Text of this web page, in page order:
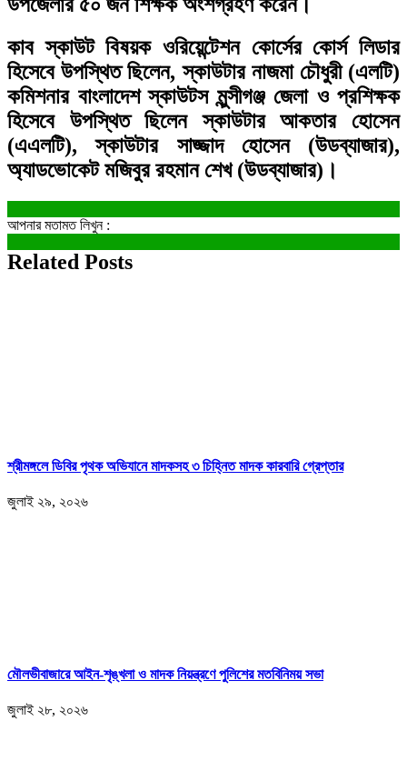
কাব স্কাউট বিষয়ক ওরিয়েন্টেশন কোর্সের কোর্স লিডার
হিসেবে উপস্থিত ছিলেন, স্কাউটার নাজমা চৌধুরী (এলটি)
কমিশনার বাংলাদেশ স্কাউটস মুন্সীগঞ্জ জেলা ও প্রশিক্ষক
হিসেবে উপস্থিত ছিলেন স্কাউটার আকতার হোসেন
(এএলটি), স্কাউটার সাজ্জাদ হোসেন (উডব্যাজার),
অ্যাডভোকেট মজিবুর রহমান শেখ (উডব্যাজার)।
আপনার মতামত লিখুন :
Related Posts
শ্রীমঙ্গলে ডিবির পৃথক অভিযানে মাদকসহ ৩ চিহ্নিত মাদক কারবারি গ্রেপ্তার
জুলাই ২৯, ২০২৬
মৌলভীবাজারে আইন-শৃঙ্খলা ও মাদক নিয়ন্ত্রণে পুলিশের মতবিনিময় সভা
জুলাই ২৮, ২০২৬